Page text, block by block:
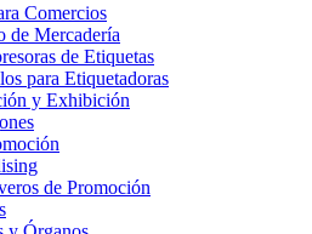
Comercios
de Mercadería
de Etiquetas
para Etiquetadoras
y Exhibición
de Promoción